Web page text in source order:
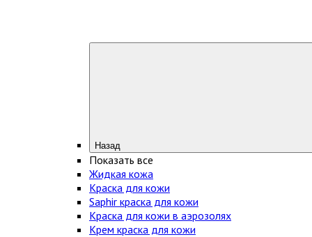
Назад
Показать все
Жидкая кожа
Краска для кожи
Saphir краска для кожи
Краска для кожи в аэрозолях
Крем краска для кожи